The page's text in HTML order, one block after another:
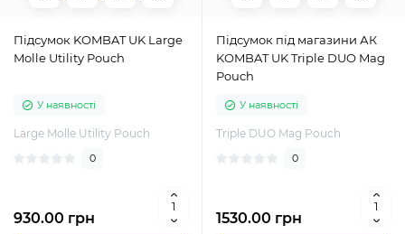
Підсумок KOMBAT UK Large
Molle Utility Pouch
У наявності
Large Molle Utility Pouch
0
930.00 грн
Підсумок під магазини АК
KOMBAT UK Triple DUO Mag
Pouch
У наявності
Triple DUO Mag Pouch
0
1530.00 грн